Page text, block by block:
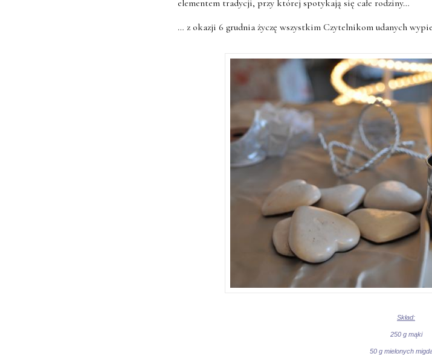
elementem tradycji, przy której spotykają się całe rodziny…
… z okazji 6 grudnia życzę wszystkim Czytelnikom udanych
Skład:
250 g mąki
50 g mielonych